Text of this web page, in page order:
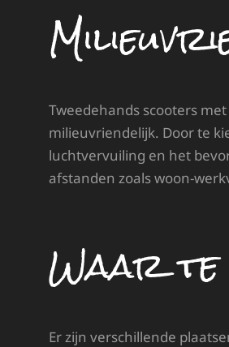
Tweedehands scooters
milieuvriendelijk. Door te
luchtvervuiling en het
afstanden zoals woon-
Waar te
Er zijn verschillende